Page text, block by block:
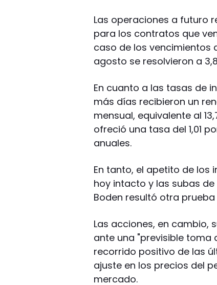
Las operaciones a futuro
para los contratos que
caso de los vencimientos
agosto se resolvieron a
En cuanto a las tasas de
más días recibieron un
mensual, equivalente al
ofreció una tasa del 1,01
anuales.
En tanto, el apetito de los
hoy intacto y las subas
Boden resultó otra prueba
Las acciones, en cambio,
ante una "previsible toma
recorrido positivo de las
ajuste en los precios del
mercado.